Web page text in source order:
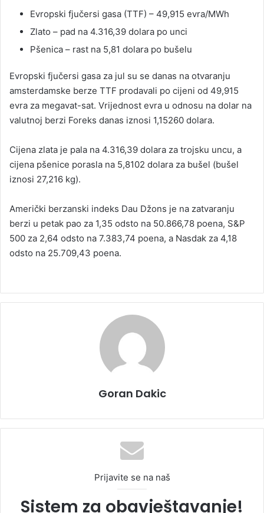
Evropski fjučersi gasa (TTF) – 49,915 evra/MWh
Zlato – pad na 4.316,39 dolara po unci
Pšenica – rast na 5,81 dolara po bušelu
Evropski fjučersi gasa za jul su se danas na otvaranju
amsterdamske berze TTF prodavali po cijeni od 49,915
evra za megavat-sat. Vrijednost evra u odnosu na dolar na
valutnoj berzi Foreks danas iznosi 1,15260 dolara.
Cijena zlata je pala na 4.316,39 dolara za trojsku uncu, a
cijena pšenice porasla na 5,8102 dolara za bušel (bušel
iznosi 27,216 kg).
Američki berzanski indeks Dau Džons je na zatvaranju
berzi u petak pao za 1,35 odsto na 50.866,78 poena, S&P
500 za 2,64 odsto na 7.383,74 poena, a Nasdak za 4,18
odsto na 25.709,43 poena.
Goran Dakic
Prijavite se na naš
Sistem za obavještavanje!